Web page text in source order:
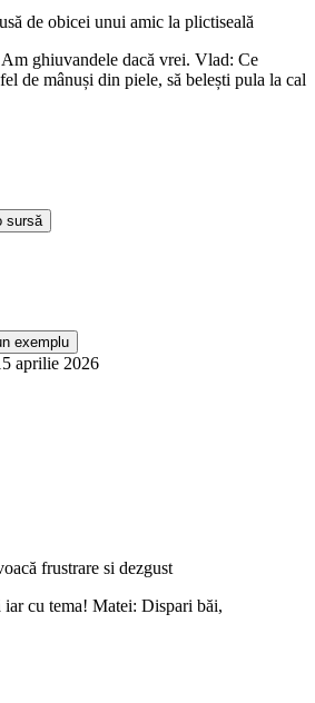
de obicei unui amic la plictiseală
ghiuvandele dacă vrei. Vlad: Ce
de mânuși din piele, să belești pula la cal
sursă
exemplu
aprilie 2026
frustrare si dezgust
cu tema! Matei: Dispari băi,